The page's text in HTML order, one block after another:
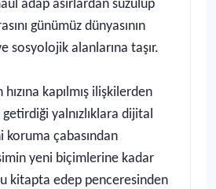
adap asırlardan süzülüp
günümüz dünyasının
sosyolojik alanlarına taşır.
kapılmış ilişkilerden
yalnızlıklara dijital
koruma çabasından
yeni biçimlerine kadar
kitapta edep penceresinden